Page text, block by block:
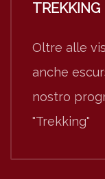
TREKKING
Oltre alle
anche
nostro
"Trekking"